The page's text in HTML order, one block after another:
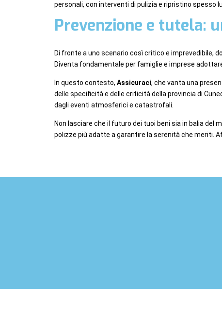
personali, con interventi di pulizia e ripristino spesso
Prevenzione e tutela:
Di fronte a uno scenario così critico e imprevedibile,
Diventa fondamentale per famiglie e imprese
In questo contesto, Assicuraci, che vanta una
delle specificità e delle criticità della provincia di
dagli eventi atmosferici e catastrofali.
Non lasciare che il futuro dei tuoi beni sia in balia del
polizze più adatte a garantire la serenità che meriti.